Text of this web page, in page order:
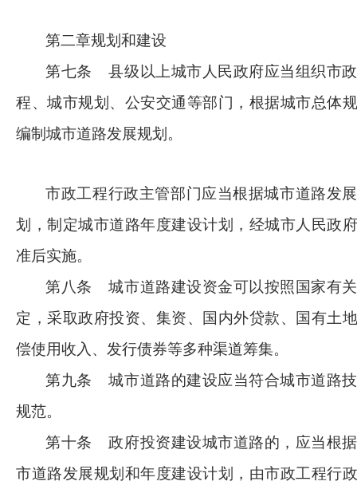
第二章规划和建设
第七条
县级以上城市人民政府应当组织市
程、城市规划、公安交通等部门，根据城市总体
编制城市道路发展规划。
市政工程行政主管部门应当根据城市道路发
划，制定城市道路年度建设计划，经城市人民政
准后实施。
第八条
城市道路建设资金可以按照国家有
定，采取政府投资、集资、国内外贷款、国有土
偿使用收入、发行债券等多种渠道筹集。
第九条
城市道路的建设应当符合城市道路
规范。
第十条
政府投资建设城市道路的，应当根
市道路发展规划和年度建设计划，由市政工程行